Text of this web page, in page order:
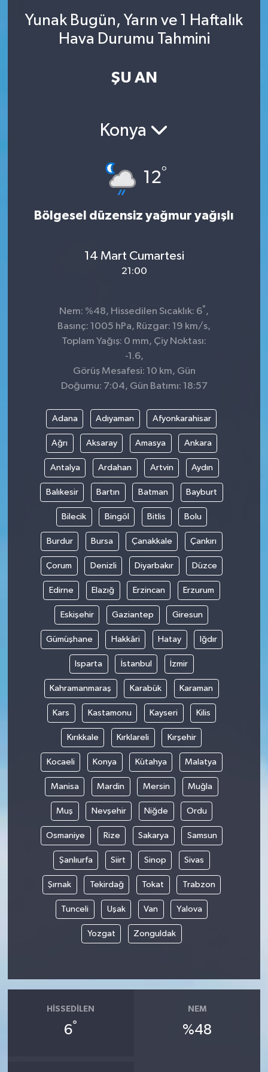
Yunak Bugün, Yarın ve 1 Haftalık
Hava Durumu Tahmini
ŞU AN
Konya
12°
Bölgesel düzensiz yağmur yağışlı
14 Mart Cumartesi
21:00
Nem: %48, Hissedilen Sıcaklık: 6° ,
Basınç: 1005 hPa, Rüzgar: 19 km/s,
Toplam Yağış: 0 mm, Çiy Noktası:
-1.6,
Görüş Mesafesi: 10 km, Gün
Doğumu: 7:04, Gün Batımı: 18:57
Adana Adıyaman Afyonkarahisar
Ağrı Aksaray Amasya Ankara
Antalya Ardahan Artvin Aydın
Balıkesir Bartın Batman Bayburt
Bilecik Bingöl Bitlis Bolu
Burdur Bursa Çanakkale Çankırı
Çorum Denizli Diyarbakır Düzce
Edirne Elazığ Erzincan Erzurum
Eskişehir Gaziantep Giresun
Gümüşhane Hakkâri Hatay Iğdır
Isparta İstanbul İzmir
Kahramanmaraş Karabük Karaman
Kars Kastamonu Kayseri Kilis
Kırıkkale Kırklareli Kırşehir
Kocaeli Konya Kütahya Malatya
Manisa Mardin Mersin Muğla
Muş Nevşehir Niğde Ordu
Osmaniye Rize Sakarya Samsun
Şanlıurfa Siirt Sinop Sivas
Şırnak Tekirdağ Tokat Trabzon
Tunceli Uşak Van Yalova
Yozgat Zonguldak
HISSEDILEN
6°
NEM
%48
SINAVLAR
AKADEMİK/BİLİM